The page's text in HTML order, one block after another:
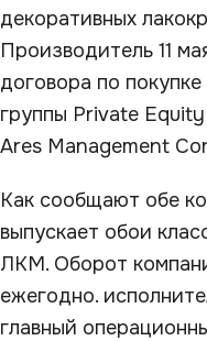
декоративных
Производитель 11
договора по
группы Private
Ares Management
Как сообщают обе
выпускает обои
ЛКМ. Оборот
ежегодно.
главный